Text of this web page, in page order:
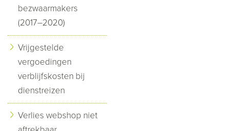
bezwaarmakers
(2017–2020)
Vrijgestelde
vergoedingen
verblijfskosten bij
dienstreizen
Verlies webshop niet